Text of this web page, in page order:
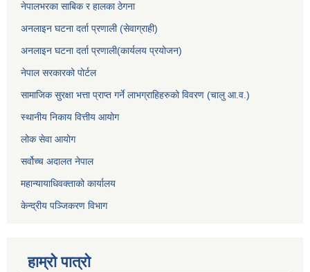
नेपालभरका साबिक र हालका ठेगना
अनलाइन घटना दर्ता प्रणाली (सेवाग्राही)
अनलाइन घटना दर्ता प्रणाली(कार्यलय प्रयोजन)
नेपाल सरकारको पोर्टल
सामाजिक सुरक्षा भत्ता प्राप्त गर्ने लाभग्राहिहरुको विवरण (चालु आ.व.)
स्थानीय निकाय वित्तीय आयोग
लोक सेवा आयोग
सर्वोच्च अदालत नेपाल
महान्यायाधिवक्ताको कार्यालय
केन्द्रीय पञ्जिकरण विभाग
हाम्रो पात्रो